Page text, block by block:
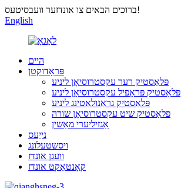
ברוכים הבאים צו אונדזער וועבסיטעס!
English
היים
פּראָדוקטן
פּלאַסטיק רער עקסטרוסיאָן ליניע
פּלאַסטיק פּראָפיל עקסטרוסיאָן ליניע
פּלאַסטיק גראַנולאַטינג ליניע
פּלאַסטיק שיט עקסטרוסיאָן שורה
אַגזיליערי מאַשין
נייַעס
ויסשטעלונג
וועגן אונדז
קאָנטאַקט אונדז